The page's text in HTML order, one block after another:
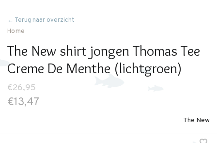
← Terug naar overzicht
Home
The New shirt jongen Thomas Tee
Creme De Menthe (lichtgroen)
€26,95
€13,47
The New